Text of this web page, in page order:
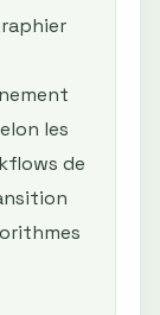
les
de